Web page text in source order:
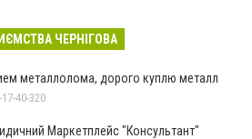
ЧЕРНІГОВА
металлолома, дорого куплю металл
17-40-320
Маркетплейс "Консультант"